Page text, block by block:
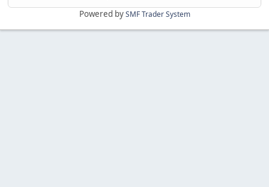
Powered bySMF Trader System